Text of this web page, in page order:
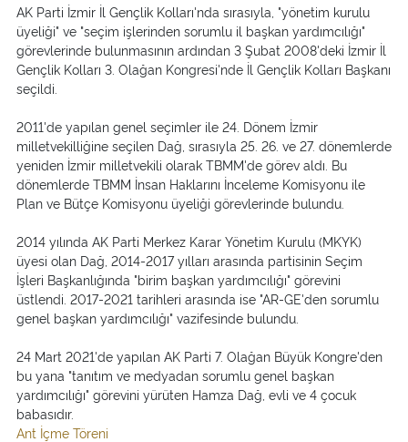
AK Parti İzmir İl Gençlik Kolları'nda sırasıyla, "yönetim kurulu
üyeliği" ve "seçim işlerinden sorumlu il başkan yardımcılığı"
görevlerinde bulunmasının ardından 3 Şubat 2008'deki İzmir İl
Gençlik Kolları 3. Olağan Kongresi'nde İl Gençlik Kolları Başkanı
seçildi.
2011'de yapılan genel seçimler ile 24. Dönem İzmir
milletvekilliğine seçilen Dağ, sırasıyla 25. 26. ve 27. dönemlerde
yeniden İzmir milletvekili olarak TBMM'de görev aldı. Bu
dönemlerde TBMM İnsan Haklarını İnceleme Komisyonu ile
Plan ve Bütçe Komisyonu üyeliği görevlerinde bulundu.
2014 yılında AK Parti Merkez Karar Yönetim Kurulu (MKYK)
üyesi olan Dağ, 2014-2017 yılları arasında partisinin Seçim
İşleri Başkanlığında "birim başkan yardımcılığı" görevini
üstlendi. 2017-2021 tarihleri arasında ise "AR-GE'den sorumlu
genel başkan yardımcılığı" vazifesinde bulundu.
24 Mart 2021'de yapılan AK Parti 7. Olağan Büyük Kongre'den
bu yana "tanıtım ve medyadan sorumlu genel başkan
yardımcılığı" görevini yürüten Hamza Dağ, evli ve 4 çocuk
babasıdır.
Ant İçme Töreni